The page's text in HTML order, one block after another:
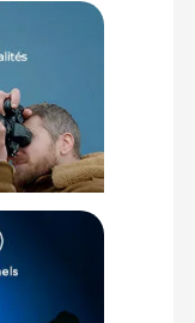
de la cage
tandis que sa
l'accès au
d'origine de
supports.
/ 4 / 3
d'action
Action 4, DJI